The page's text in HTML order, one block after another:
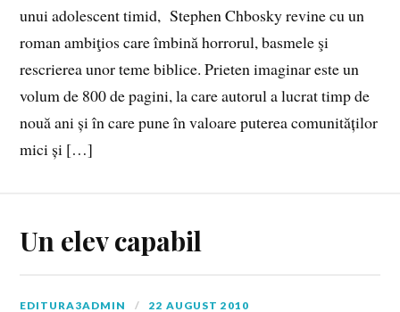
unui adolescent timid, Stephen Chbosky revine cu un
roman ambiţios care îmbină horrorul, basmele şi
rescrierea unor teme biblice. Prieten imaginar este un
volum de 800 de pagini, la care autorul a lucrat timp de
nouă ani și în care pune în valoare puterea comunităților
mici și […]
Un elev capabil
EDITURA3ADMIN 22 AUGUST 2010